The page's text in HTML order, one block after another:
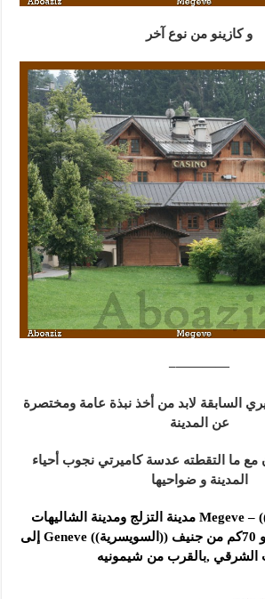
و كازينو من نوع آخر
————–
السابقة لابد من أخذ نبذة عامة ومختصرة
عن المدينة
مع ما التقطته عدسة كاميرتي نجوب أحياء
المدينة و ضواحيها
ميجيف ((الفرنسية)) – Megeve مدينة التزلج ومدينة الشاليهات
تبعد 30كم من جنيف و 70كم من جنيف ((السويسرية)) Geneve إلى
الشرقي ,بالقرب من شيمونيه